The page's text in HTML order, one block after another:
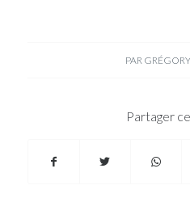
PAR
Partager